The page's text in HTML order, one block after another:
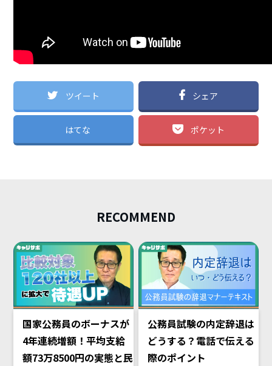
ツイート シェア
はてな ポケット
RECOMMEND
国家公務員のボーナスが
4年連続増額！平均支給
額73万8500円の実態と民
公務員試験の内定辞退は
どうする？電話で伝える
際のポイント